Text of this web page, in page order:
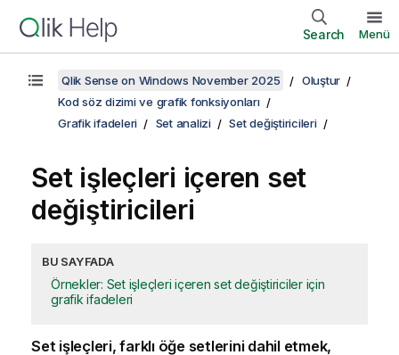
Search Menü
Qlik Sense on Windows November 2025
Oluştur
Kod söz dizimi ve grafik fonksiyonları
Grafik ifadeleri
Set analizi Set değiştiricileri
Set işleçleri içeren set
değiştiricileri
BU SAYFADA
Örnekler: Set işleçleri içeren set değiştiriciler için
grafik ifadeleri
Set işleçleri, farklı öğe setlerini dahil etmek,